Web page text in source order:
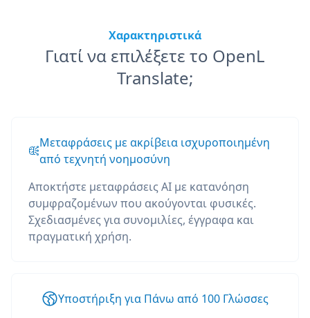
Χαρακτηριστικά
Γιατί να επιλέξετε το OpenL
Translate;
Μεταφράσεις με ακρίβεια ισχυροποιημένη
από τεχνητή νοημοσύνη
Αποκτήστε μεταφράσεις AI με κατανόηση
συμφραζομένων που ακούγονται φυσικές.
Σχεδιασμένες για συνομιλίες, έγγραφα και
πραγματική χρήση.
Υποστήριξη για Πάνω από 100 Γλώσσες